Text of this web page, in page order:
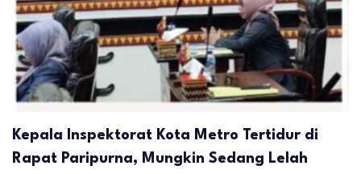
Kepala Inspektorat Kota Metro Tertidur di
Rapat Paripurna, Mungkin Sedang Lelah